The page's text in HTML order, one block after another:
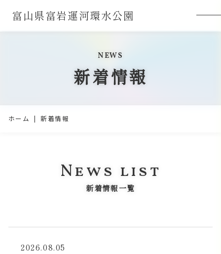
富山県富岩運河環水公園
NEWS
新着情報
ホーム 新着情報
News list
新着情報一覧
2026.08.05